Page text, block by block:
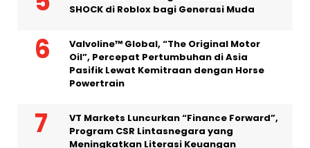
SHOCK di Roblox bagi Generasi Muda
Valvoline™ Global, “The Original Motor
Oil”, Percepat Pertumbuhan di Asia
Pasifik Lewat Kemitraan dengan Horse
Powertrain
VT Markets Luncurkan “Finance Forward”,
Program CSR Lintasnegara yang
Meningkatkan Literasi Keuangan